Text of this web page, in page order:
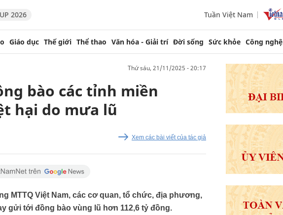
2026 Tuần Việt Nam
Giáo dục Thế giới Thể thao Văn hóa - Giải trí Đời sống Sức khỏe Công nghệ
thứ sáu, 21/11/2025 - 20:17
bào các tỉnh miền
hại do mưa lũ
Xem các bài viết của tác giả
MTTQ Việt Nam, các cơ quan, tổ chức, địa phương,
gửi tới đồng bào vùng lũ hơn 112,6 tỷ đồng.